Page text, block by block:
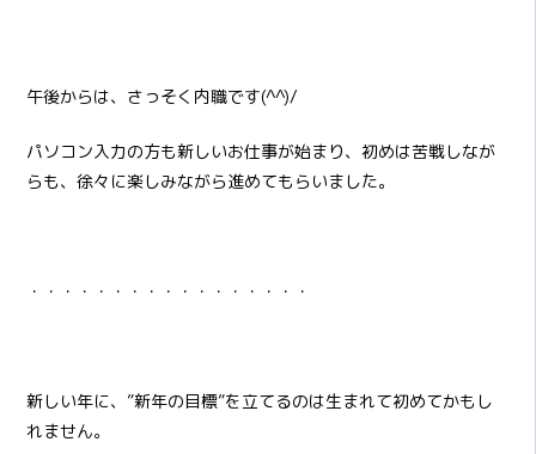
午後からは、さっそく内職です(^^)/
パソコン入力の方も新しいお仕事が始まり、初めは苦戦しなが
らも、徐々に楽しみながら進めてもらいました。
・・・・・・・・・・・・・・・・・
新しい年に、”新年の目標”を立てるのは生まれて初めてかもし
れません。